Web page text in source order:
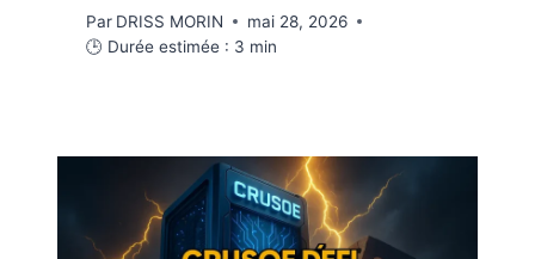
Par DRISS MORIN
mai 28, 2026
🕒 Durée estimée : 3 min